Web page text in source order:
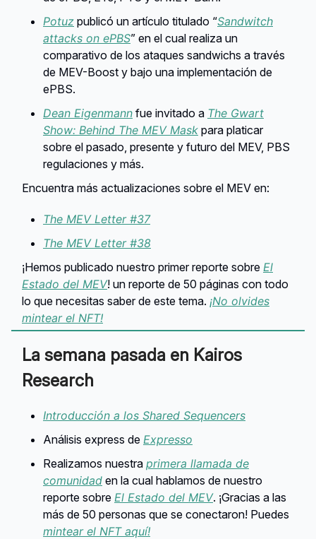
Potuz publicó un artículo titulado “Sandwitch
attacks on ePBS” en el cual realiza un
comparativo de los ataques sandwichs a través
de MEV-Boost y bajo una implementación de
ePBS.
Dean Eigenmann fue invitado a The Gwart
Show: Behind The MEV Mask para platicar
sobre el pasado, presente y futuro del MEV, PBS
regulaciones y más.
Encuentra más actualizaciones sobre el MEV en:
The MEV Letter #37
The MEV Letter #38
¡Hemos publicado nuestro primer reporte sobre El
Estado del MEV! un reporte de 50 páginas con todo
lo que necesitas saber de este tema. ¡No olvides
mintear el NFT!
La semana pasada en Kairos
Research
Introducción a los Shared Sequencers
Análisis express de Expresso
Realizamos nuestra primera llamada de
comunidad en la cual hablamos de nuestro
reporte sobre El Estado del MEV. ¡Gracias a las
más de 50 personas que se conectaron! Puedes
mintear el NFT aquí!